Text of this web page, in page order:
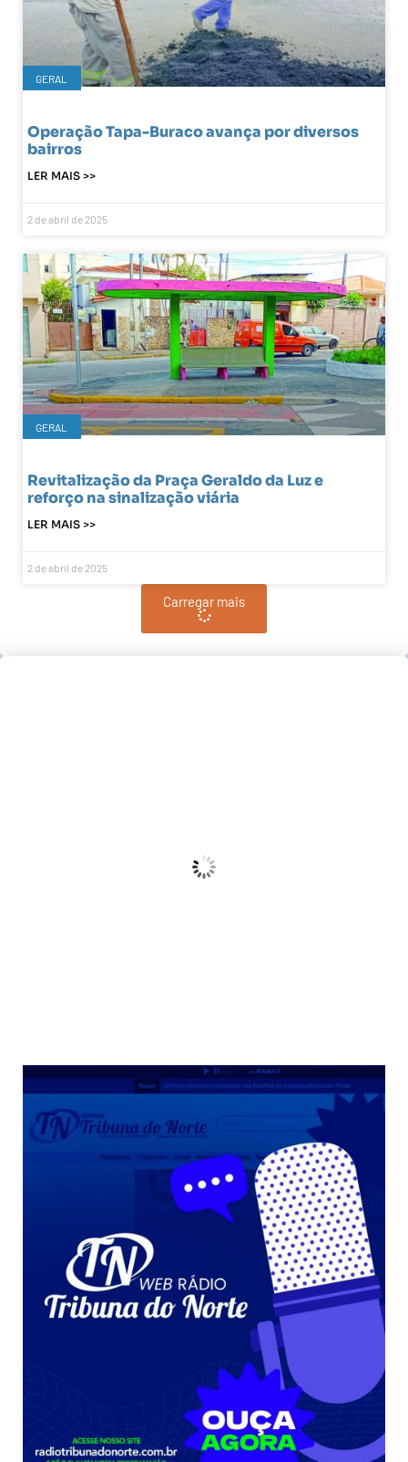
GERAL
Operação Tapa-Buraco avança por diversos
bairros
LER MAIS >>
2 de abril de 2025
GERAL
Revitalização da Praça Geraldo da Luz e
reforço na sinalização viária
LER MAIS >>
2 de abril de 2025
Carregar mais
Wind Gust:10 Km/h